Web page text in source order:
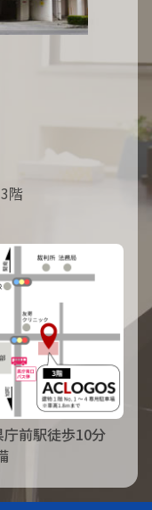
階
前駅徒歩10分